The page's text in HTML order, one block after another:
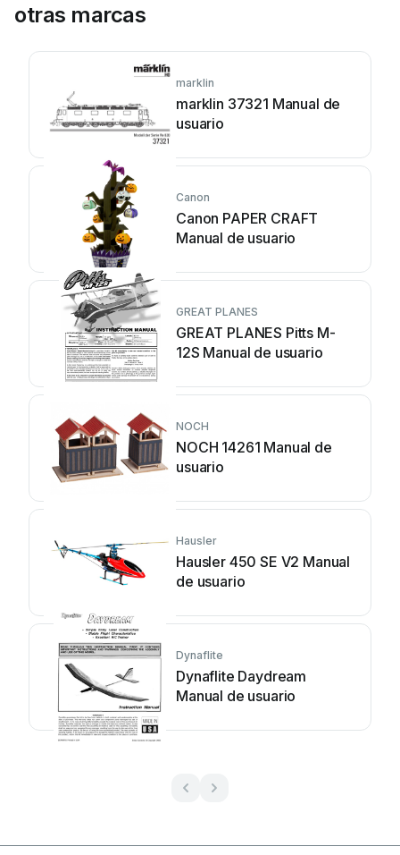
otras marcas
marklin
marklin 37321 Manual de
usuario
Canon
Canon PAPER CRAFT
Manual de usuario
GREAT PLANES
GREAT PLANES Pitts M-
12S Manual de usuario
NOCH
NOCH 14261 Manual de
usuario
Hausler
Hausler 450 SE V2 Manual
de usuario
Dynaflite
Dynaflite Daydream
Manual de usuario